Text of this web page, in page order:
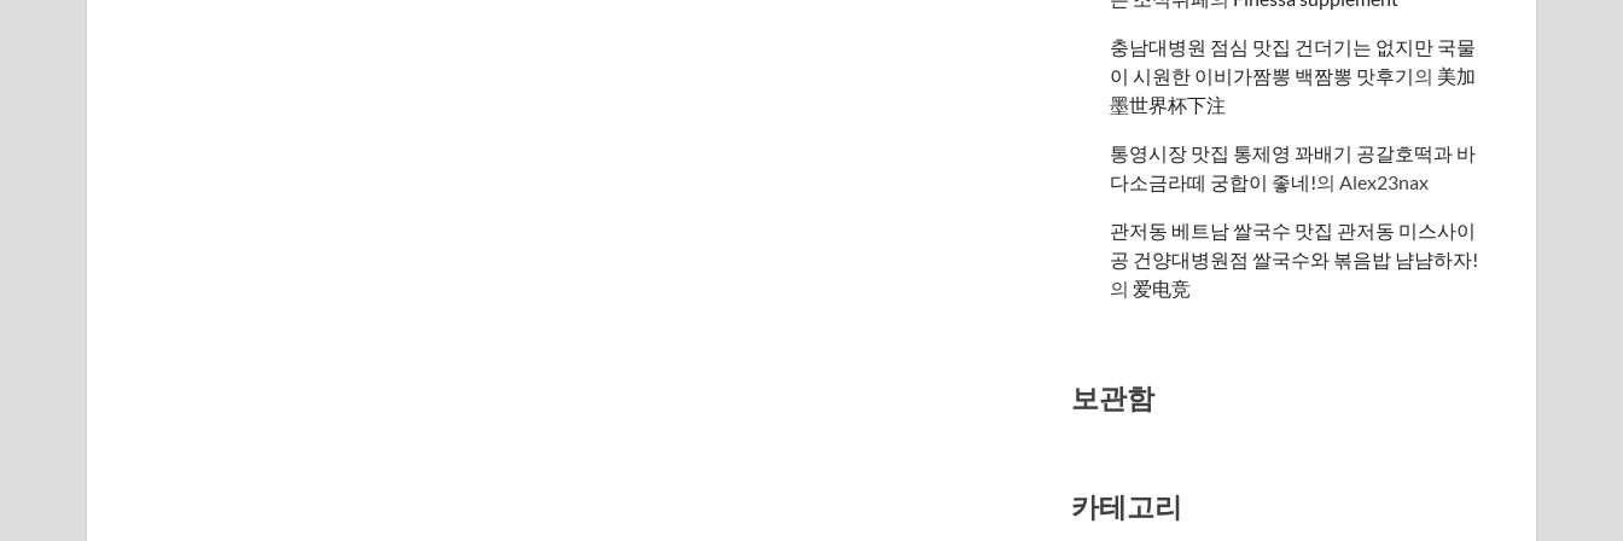
충남대병원 점심 맛집 건더기는 없지만 국물
이 시원한 이비가짬뽕 백짬뽕 맛후기의 美加
墨世界杯下注
통영시장 맛집 통제영 꽈배기 공갈호떡과 바
다소금라떼 궁합이 좋네!의Alex23nax
관저동 베트남 쌀국수 맛집 관저동 미스사이
공 건양대병원점 쌀국수와 볶음밥 냠냠하자!
의 爱电竞
보관함
카테고리